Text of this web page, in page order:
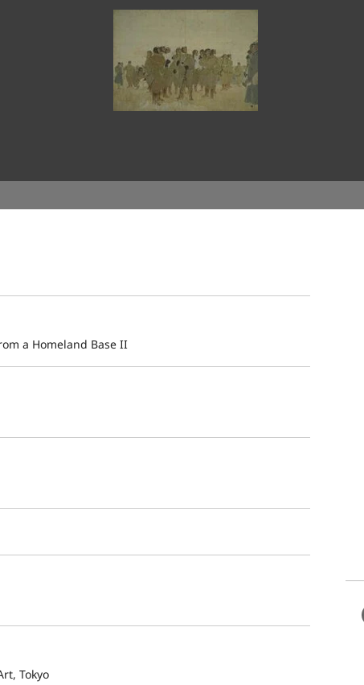
a Homeland Base II
Tokyo